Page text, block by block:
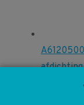
afdichting
M161
OM629